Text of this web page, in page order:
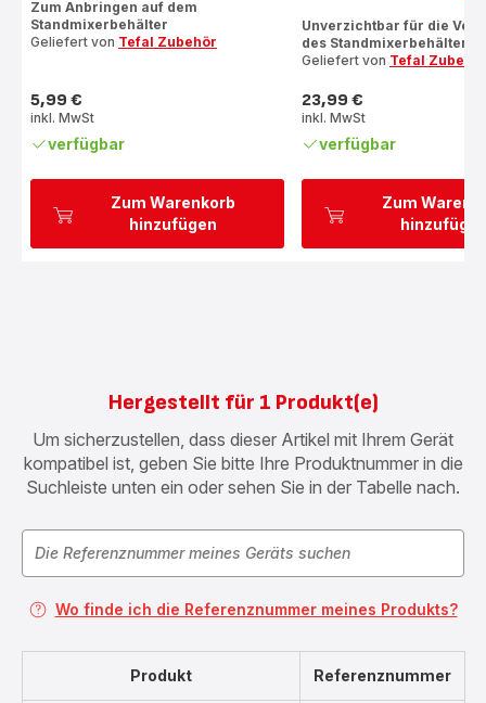
Zum Warenkorb
hinzufügen
mit
5
Sternen
Zum Anbringen auf dem
Standmixerbehälter
Geliefert von Tefal Zubehör
Preis
5,99 €
inkl. MwSt
verfügbar
Zum
mit
5
Sternen
Unverzichtbar für die
des Standmixerbehälters
Geliefert von Tefal
Preis
23,99 €
inkl. MwSt
verfügbar
Hergestellt für 1 Produkt(e)
Um sicherzustellen, dass dieser Artikel mit Ihrem Gerät
kompatibel ist, geben Sie bitte Ihre Produktnummer in die
Suchleiste unten ein oder sehen Sie in der Tabelle nach.
Wo finde ich die Referenznummer meines Produkts?
Produkt Referenznummer